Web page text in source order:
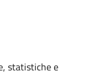
statistiche e